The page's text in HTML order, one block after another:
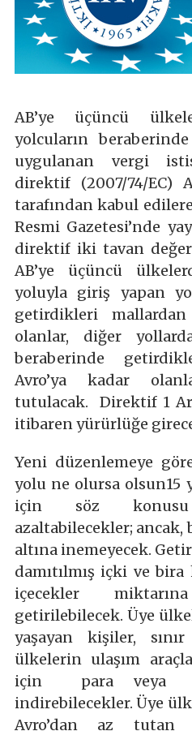
AB’ye üçüncü
yolcuların
uygulanan vergi
direktif (2007/74/EC)
tarafından kabul
Resmi Gazetesi’nde
direktif iki tavan
AB’ye üçüncü
yoluyla giriş yapan
getirdikleri
olanlar, diğer
beraberinde
Avro’ya kadar
tutulacak. Direktif 1
itibaren yürürlüğe
Yeni düzenlemeye
yolu ne olursa olsun15
için söz konusu
azaltabilecekler; ancak,
altına inemeyecek.
damıtılmış içki ve
içecekler
getirilebilecek. Üye
yaşayan kişiler,
ülkelerin ulaşım
için para veya
indirebilecekler. Üye
Avro’dan az tutan